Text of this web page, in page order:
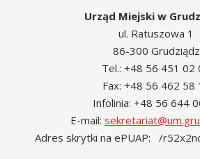
Urząd Miejski w
ul. Ratuszowa 1
86-300 Grudziądz
Tel.: +48 56 451 02
Fax: +48 56 462 58
Infolinia: +48 56 644
E-mail:
Adres skrytki na ePUAP: /